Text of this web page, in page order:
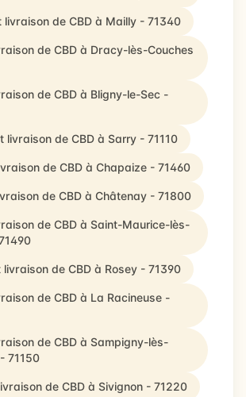
livraison de CBD à Mailly - 71340
de CBD à Dracy-lès-Couches
de CBD à Bligny-le-Sec -
livraison de CBD à Sarry - 71110
de CBD à Chapaize - 71460
de CBD à Châtenay - 71800
de CBD à Saint-Maurice-lès-
de CBD à Rosey - 71390
de CBD à La Racineuse -
de CBD à Sampigny-lès-
71150
de CBD à Sivignon - 71220